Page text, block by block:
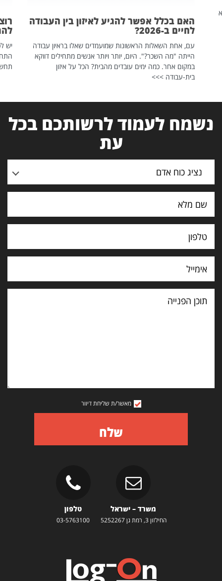
האם בכלל אפשר להגיע לאיזון בין העבודה
לחיים ב-2026?
עם, אחת השאלות הראשונות שמועמדים שאלו בראיון עבודה
הייתה "מה השכר?". היום, יותר ויותר אנשים מתחילים דווקא
במקום אחר. כמה ימים עובדים מהבית? הכל על איזון
בית-עבודה >>>
יש
נשמח לעמוד לרשותכם בכל
עת
נציג כוח אדם
תוכן
הפנייה
מאשר/ת שליחת דיוור
שלח
משרד – ישראל
החילזון 3, רמת גן 5252267
טלפון
03-5763100